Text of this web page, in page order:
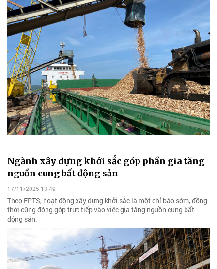
Ngành xây dựng khởi sắc góp phần gia tăng
nguồn cung bất động sản
17/11/2025 13:49
Theo FPTS, hoạt động xây dựng khởi sắc là một chỉ báo sớm, đồng
thời cũng đóng góp trực tiếp vào việc gia tăng nguồn cung bất
động sản.